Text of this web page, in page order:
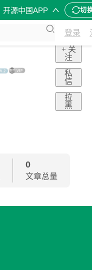
开源中国APP 切
登录
+ 关
注
私
信
拉
黑
0
文章总量